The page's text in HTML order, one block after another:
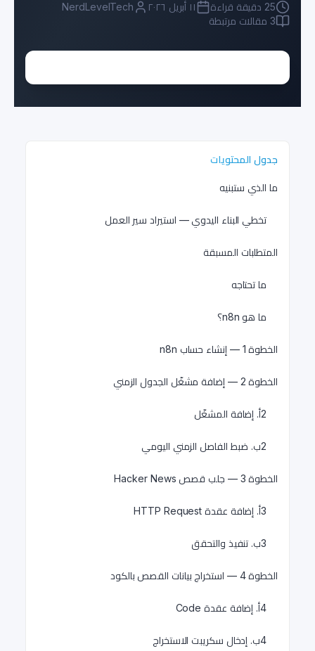
25 دقيقة قراءة ١١ أبريل ٢٠٢٦
NerdLevelTech
3 مقالات مرتبطة
جدول المحتويات
ما الذي ستبنيه
تخطي البناء اليدوي — استيراد سير العمل
المتطلبات المسبقة
ما تحتاجه
ما هو n8n؟
الخطوة 1 — إنشاء حساب n8n
الخطوة 2 — إضافة مشغّل الجدول الزمني
2أ. إضافة المشغّل
2ب. ضبط الفاصل الزمني اليومي
الخطوة 3 — جلب قصص Hacker News
3أ. إضافة عقدة HTTP Request
3ب. تنفيذ والتحقق
الخطوة 4 — استخراج بيانات القصص بالكود
4أ. إضافة عقدة Code
4ب. إدخال سكريبت الاستخراج